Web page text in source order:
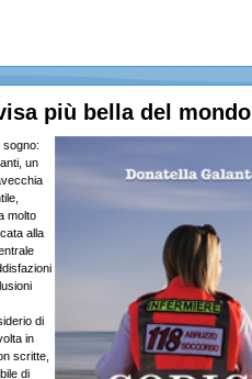
più bella del mondo
sogno:
un
molto
alla
di
in
scritte,
di